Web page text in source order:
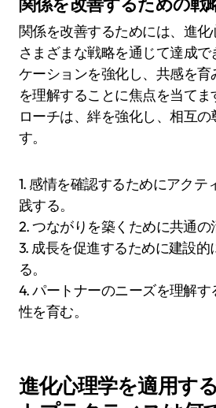
会的スキルに影響を与えます。
の進化的基盤を認識すること
促進し、より健康的な親子関
ます。これらの洞察は、親が
に沿った情報に基づいた選択を
ます。
関係を改善するためには、進
さまざまな戦略を通じて達成で
ケーションを強化し、共感を育
を理解することに焦点を当てま
ローチは、絆を強化し、相互
す。
践する。
2. つながりを築くために共通の